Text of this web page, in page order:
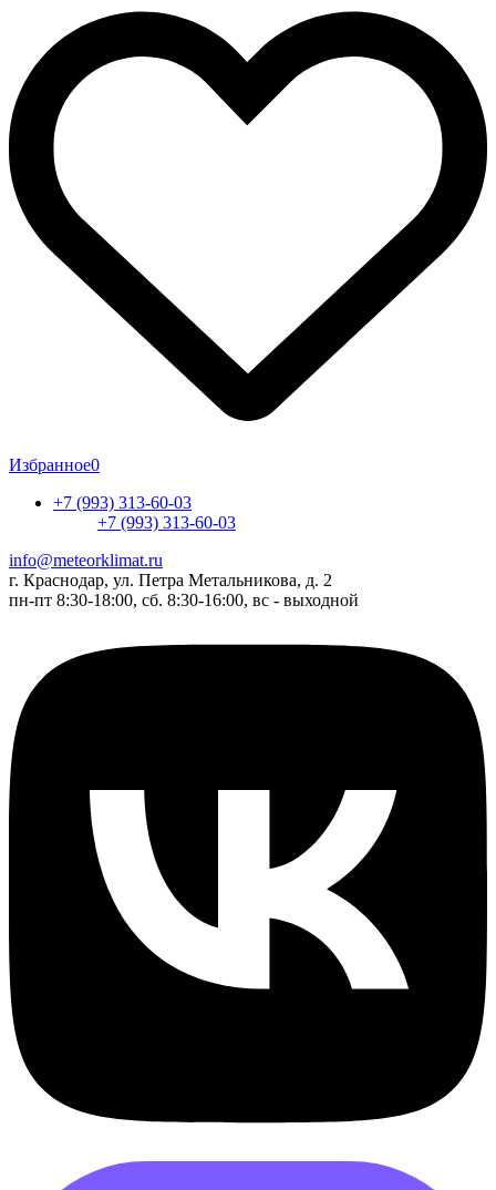
Избранное0
+7 (993) 313-60-03
+7 (993) 313-60-03
info@meteorklimat.ru
г. Краснодар, ул. Петра Метальникова, д. 2
пн-пт 8:30-18:00, сб. 8:30-16:00, вс - выходной